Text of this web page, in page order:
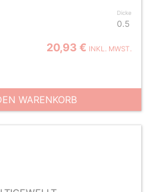
Dicke
0.5
20,93 € INKL. MWST.
WARENKORB